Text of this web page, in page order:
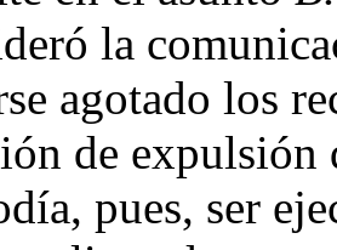
la
agotado los
de
pues, ser